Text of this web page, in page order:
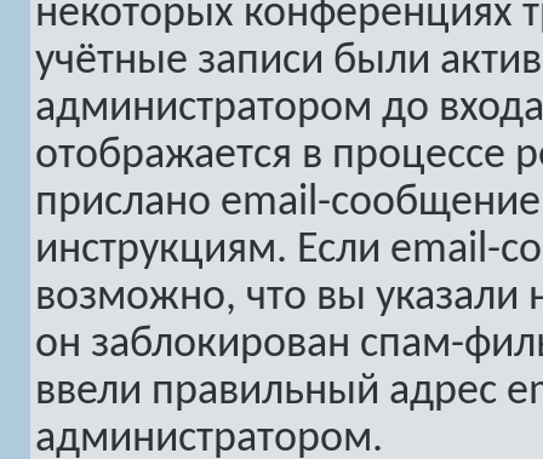
некоторых конференциях
учётные записи были
администратором до
отображается в процессе
прислано email-
инструкциям. Если email-
возможно, что вы указали
он заблокирован спам-
ввели правильный адрес
администратором.